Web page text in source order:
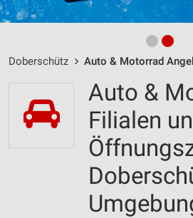
Doberschütz Auto & Motorrad
Auto &
Filialen